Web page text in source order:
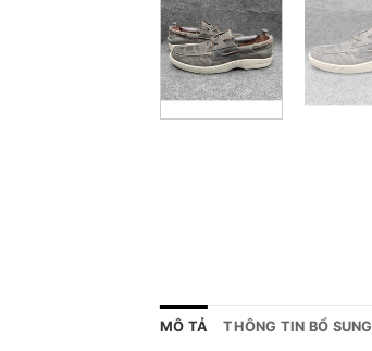
MÔ TẢ THÔNG TIN BỔ SUNG